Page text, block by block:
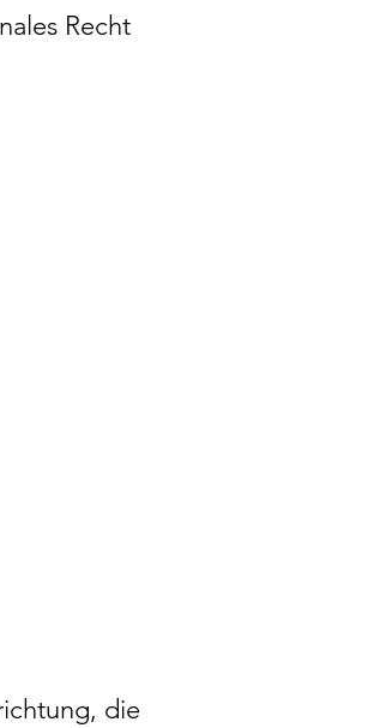
Recht
die